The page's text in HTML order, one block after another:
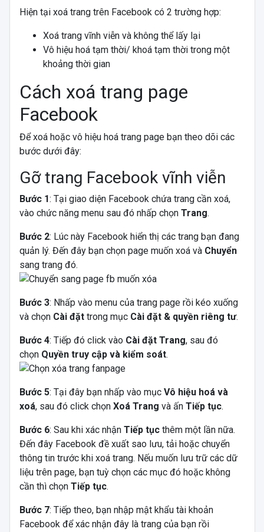
Hiện tại xoá trang trên Facebook có 2 trường hợp:
Xoá trang vĩnh viễn và không thể lấy lại
Vô hiệu hoá tạm thời/ khoá tạm thời trong một
khoảng thời gian
Cách xoá trang page
Facebook
Để xoá hoặc vô hiệu hoá trang page bạn theo dõi các
bước dưới đây:
Gỡ trang Facebook vĩnh viễn
Bước 1: Tại giao diện Facebook chứa trang cần xoá,
vào chức năng menu sau đó nhấp chọn Trang.
Bước 2: Lúc này Facebook hiển thị các trang bạn đang
quản lý. Đến đây bạn chọn page muốn xoá và Chuyển
sang trang đó.
Bước 3: Nhấp vào menu của trang page rồi kéo xuống
và chọn Cài đặttrong mục Cài đặt & quyền riêng tư.
Bước 4: Tiếp đó click vào Cài đặt Trang, sau đó
chọnQuyền truy cập và kiểm soát.
Bước 5: Tại đây bạn nhấp vào mụcVô hiệu hoá và
xoá, sau đó click chọnXoá Trang và ấn Tiếp tục.
Bước 6: Sau khi xác nhận Tiếp tụcthêm một lần nữa.
Đến đây Facebook đề xuất sao lưu, tải hoặc chuyển
thông tin trước khi xoá trang. Nếu muốn lưu trữ các dữ
liệu trên page, bạn tuỳ chọn các mục đó hoặc không
cần thì chọn Tiếp tục.
Bước 7: Tiếp theo, bạn nhập mật khẩu tài khoản
Facebook để xác nhận đây là trang của bạn rồi